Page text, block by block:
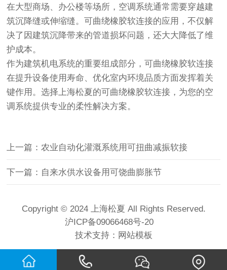
在大型商场、办公楼等场所，空调系统通常需要穿越建
筑沉降缝或伸缩缝。可曲绕橡胶软连接的应用，不仅解
决了因建筑沉降带来的管道损坏问题，还大大降低了维
护成本。
作为建筑机电系统的重要组成部分，可曲绕橡胶软连接
在提升设备使用寿命、优化室内环境品质方面发挥着关
键作用。选择上海松夏的可曲绕橡胶软连接，为您的空
调系统提供专业的柔性解决方案。
上一篇：农业自动化灌溉系统用可扭曲减振软接
下一篇：自来水供水设备用可饶曲膨胀节
Copyright © 2024 上海松夏 All Rights Reserved.
沪ICP备09066468号-20
技术支持： 网站模板